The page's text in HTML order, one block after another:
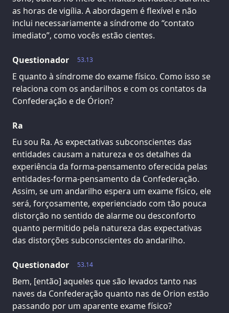
as horas de vigília. A abordagem é flexível e não
inclui necessariamente a síndrome do “contato
imediato”, como vocês estão cientes.
53.13
Questionador
E quanto à síndrome do exame físico. Como isso se
relaciona com os andarilhos e com os contatos da
Confederação e de Órion?
Ra
Eu sou Ra. As expectativas subconscientes das
entidades causam a natureza e os detalhes da
experiência da forma-pensamento oferecida pelas
entidades-forma-pensamento da Confederação.
Assim, se um andarilho espera um exame físico, ele
será, forçosamente, experienciado com tão pouca
distorção no sentido de alarme ou desconforto
quanto permitido pela natureza das expectativas
das distorções subconscientes do andarilho.
53.14
Questionador
Bem, [então] aqueles que são levados tanto nas
naves da Confederação quanto nas de Orion estão
passando por um aparente exame físico?